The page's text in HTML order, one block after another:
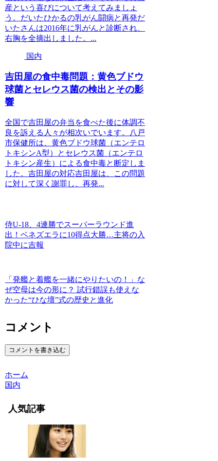
産という喜びについて考えてみましょ
う。だいたひかるの乳がん闘病と再発だ
いたさんは2016年に乳がんと診断され、
右胸を全摘出しました。...
国内
吉田屋の食中毒問題：黄色ブドウ
球菌とセレウス菌の検出とその影
響
全国で吉田屋の弁当を食べた後に体調不
良を訴える人々が相次いでいます。八戸
市保健所は、黄色ブドウ球菌（エンテロ
トキシンA型）とセレウス菌（エンテロ
トキシン産生）による食中毒と断定しま
した。吉田屋の対応吉田屋は、この問題
に対して深く謝罪し、再発...
侍U-18、4連勝でスーパーラウンド進
出！ベネズエラに10得点大勝…主将の入
院中に吉報
「発艦と着艦を一緒にやりたいの！」な
ぜ空母は今の形に？ 試行錯誤も使えな
かった“ひな壇”式の歴史と進化
コメント
コメントを書き込む
ホーム
国内
人気記事